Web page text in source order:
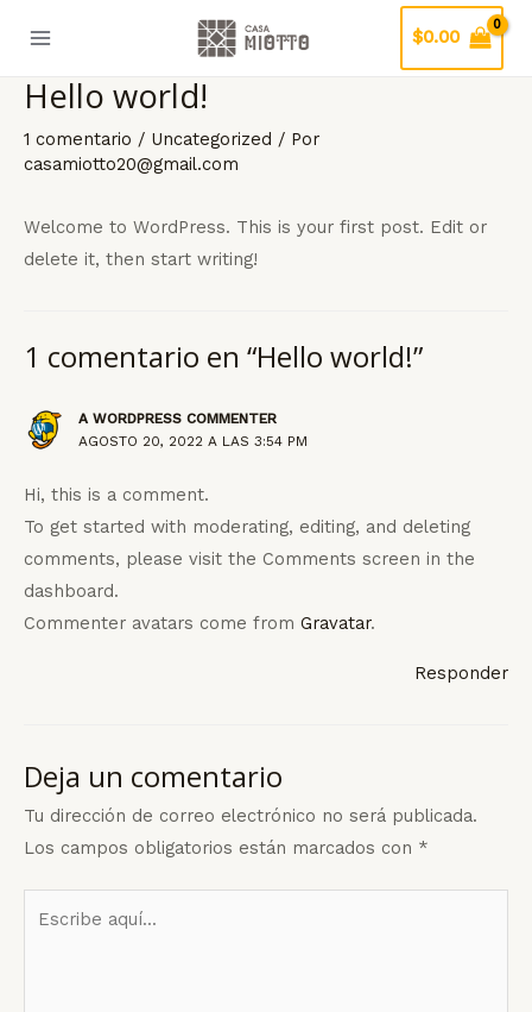
contenido
Menu
$0.00
Hello world!
1 comentario / Uncategorized / Por
casamiotto20@gmail.com
Welcome to WordPress. This is your first post. Edit or
delete it, then start writing!
1 comentario en “Hello world!”
A WORDPRESS COMMENTER
AGOSTO 20, 2022 A LAS 3:54 PM
Hi, this is a comment.
To get started with moderating, editing, and deleting
comments, please visit the Comments screen in the
dashboard.
Commenter avatars come from Gravatar.
Responder
Deja un comentario
Tu dirección de correo electrónico no será publicada.
Los campos obligatorios están marcados con *